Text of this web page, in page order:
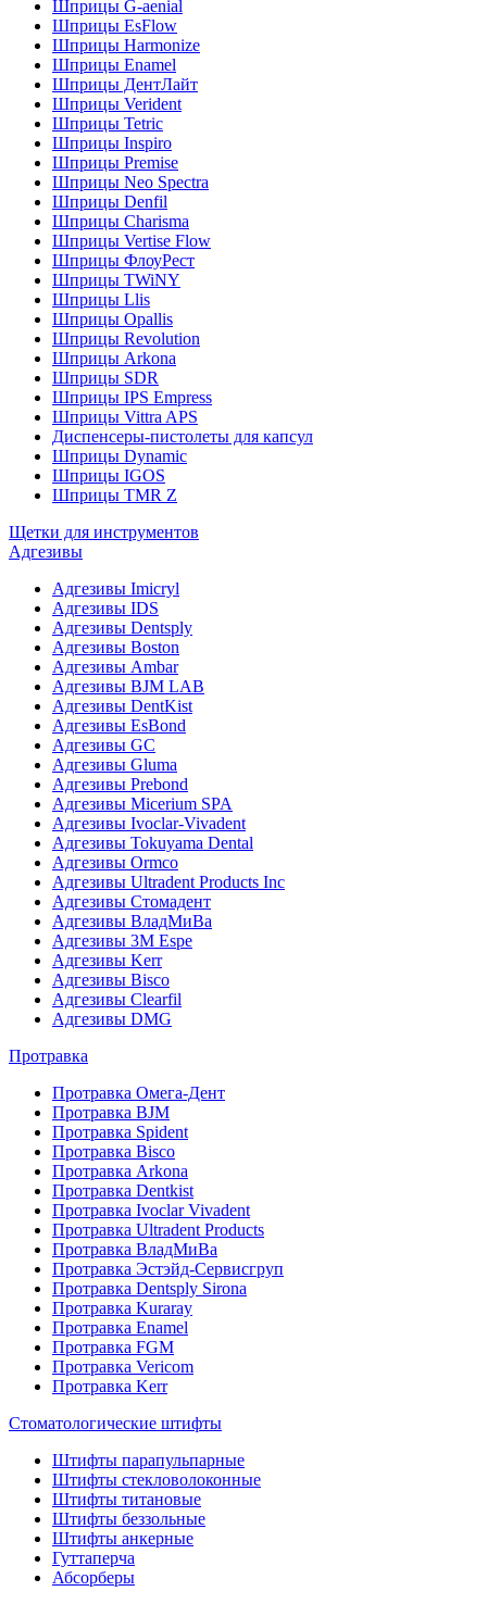
Шприцы G-aenial
Шприцы EsFlow
Шприцы Harmonize
Шприцы Enamel
Шприцы ДентЛайт
Шприцы Verident
Шприцы Tetric
Шприцы Inspiro
Шприцы Premise
Шприцы Neo Spectra
Шприцы Denfil
Шприцы Charisma
Шприцы Vertise Flow
Шприцы ФлоуРест
Шприцы TWiNY
Шприцы Llis
Шприцы Opallis
Шприцы Revolution
Шприцы Arkona
Шприцы SDR
Шприцы IPS Empress
Шприцы Vittra APS
Диспенсеры-пистолеты для капсул
Шприцы Dynamic
Шприцы IGOS
Шприцы TMR Z
Щетки для инструментов
Адгезивы
Адгезивы Imicryl
Адгезивы IDS
Адгезивы Dentsply
Адгезивы Boston
Адгезивы Ambar
Адгезивы BJM LAB
Адгезивы DentKist
Адгезивы EsBond
Адгезивы GC
Адгезивы Gluma
Адгезивы Prebond
Адгезивы Micerium SPA
Адгезивы Ivoclar-Vivadent
Адгезивы Tokuyama Dental
Адгезивы Ormco
Адгезивы Ultradent Products Inc
Адгезивы Стомадент
Адгезивы ВладМиВа
Адгезивы 3M Espe
Адгезивы Kerr
Адгезивы Bisco
Адгезивы Clearfil
Адгезивы DMG
Протравка
Протравка Омега-Дент
Протравка BJM
Протравка Spident
Протравка Bisco
Протравка Arkona
Протравка Dentkist
Протравка Ivoclar Vivadent
Протравка Ultradent Products
Протравка ВладМиВа
Протравка Эстэйд-Сервисгруп
Протравка Dentsply Sirona
Протравка Kuraray
Протравка Enamel
Протравка FGM
Протравка Vericom
Протравка Kerr
Стоматологические штифты
Штифты парапульпарные
Штифты стекловолоконные
Штифты титановые
Штифты беззольные
Штифты анкерные
Гуттаперча
Абсорберы